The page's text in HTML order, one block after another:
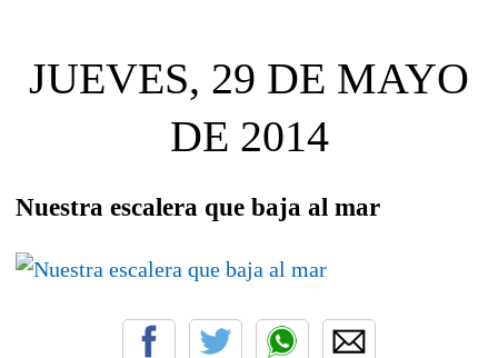
JUEVES, 29 DE MAYO
DE 2014
Nuestra escalera que baja al mar